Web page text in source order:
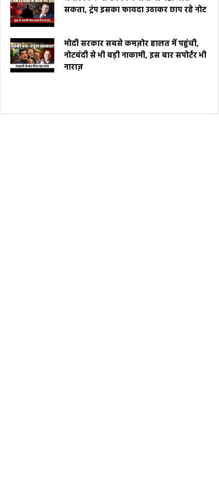
सकता, ट्रंप इसका फायदा उठाकर छाप रहे नोट
मोदी सरकार सबसे कमज़ोर हालत में पहुंची,
नोटबंदी से भी बड़ी नाकामी, इस बार सपोर्टर भी
नाराज़